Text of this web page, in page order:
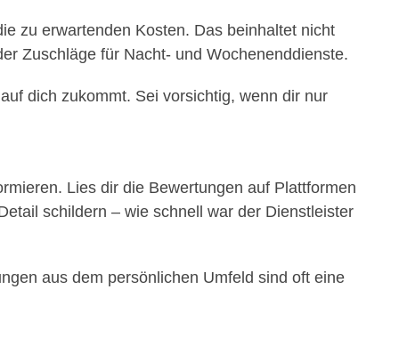
zu erwartenden Kosten. Das beinhaltet nicht
Zuschläge für Nacht- und Wochenenddienste.
dich zukommt. Sei vorsichtig, wenn dir nur
Lies dir die Bewertungen auf Plattformen
schildern – wie schnell war der Dienstleister
aus dem persönlichen Umfeld sind oft eine